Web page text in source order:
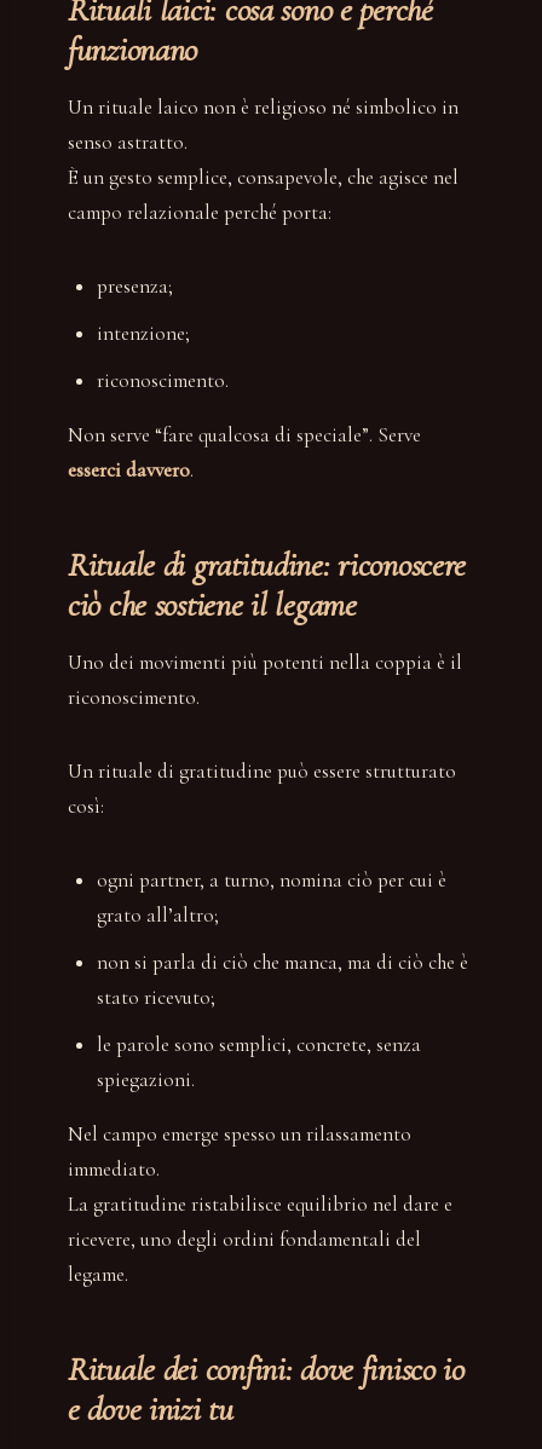
Rituali laici: cosa sono e perché
funzionano
Un rituale laico non è religioso né simbolico in
senso astratto.
È un gesto semplice, consapevole, che agisce nel
campo relazionale perché porta:
presenza;
intenzione;
riconoscimento.
Non serve “fare qualcosa di speciale”. Serve
esserci davvero.
Rituale di gratitudine: riconoscere
ciò che sostiene il legame
Uno dei movimenti più potenti nella coppia è il
riconoscimento.
Un rituale di gratitudine può essere strutturato
così:
ogni partner, a turno, nomina ciò per cui è
grato all’altro;
non si parla di ciò che manca, ma di ciò che è
stato ricevuto;
le parole sono semplici, concrete, senza
spiegazioni.
Nel campo emerge spesso un rilassamento
immediato.
La gratitudine ristabilisce equilibrio nel dare e
ricevere, uno degli ordini fondamentali del
legame.
Rituale dei confini: dove finisco io
e dove inizi tu